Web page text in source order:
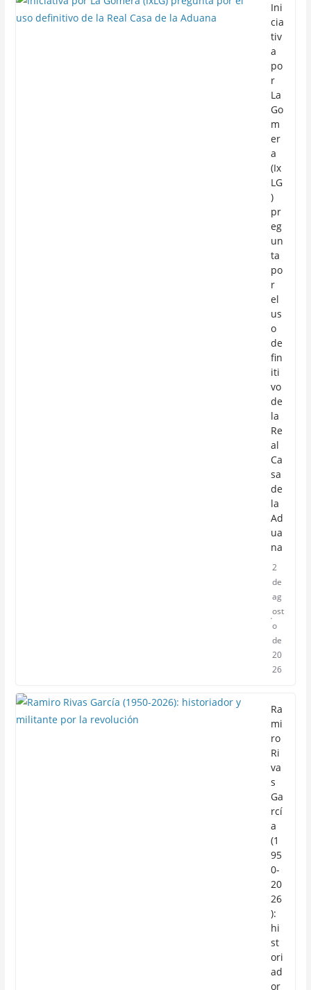
Ini
cia
tiv
a
po
r
La
Go
m
er
a
(Ix
LG
)
pr
eg
un
ta
po
r
el
us
o
de
fin
iti
vo
de
la
Re
al
Ca
sa
de
la
Ad
ua
na
2
de
ag
ost
o
de
20
26
Ra
mi
ro
Ri
va
s
Ga
rcí
a
(1
95
0-
20
26
):
hi
st
ori
ad
or